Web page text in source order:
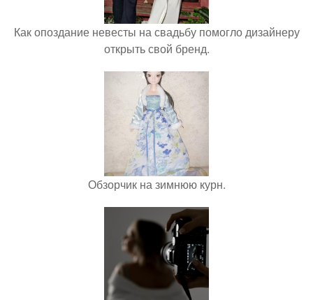
Как опоздание невесты на свадьбу помогло дизайнеру
открыть свой бренд.
Обзорчик на зимнюю курн.